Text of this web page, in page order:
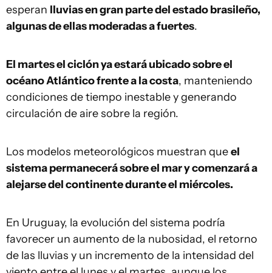
esperan lluvias en gran parte del estado brasileño,
algunas de ellas moderadas a fuertes.
El martes el ciclón ya estará ubicado sobre el
océano Atlántico frente a la costa, manteniendo
condiciones de tiempo inestable y generando
circulación de aire sobre la región.
Los modelos meteorológicos muestran queel
sistema permanecerá sobre el mar y comenzará a
alejarse del continente durante el miércoles.
En Uruguay, la evolución del sistema podría
favorecer un aumento de la nubosidad, el retorno
de las lluvias y un incremento de la intensidad del